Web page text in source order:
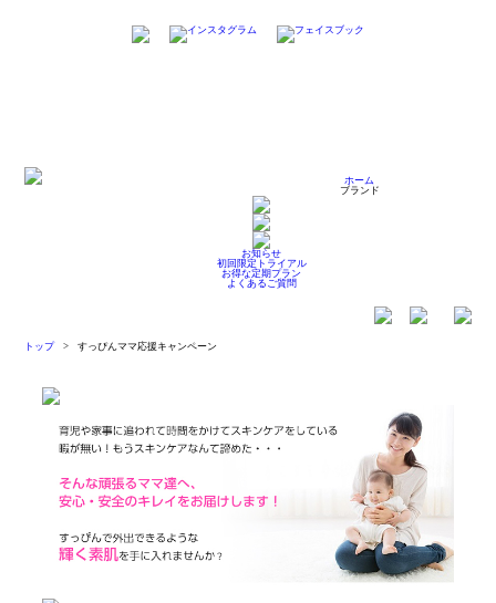
ホーム
ブランド
お知らせ
初回限定トライアル
お得な定期プラン
よくあるご質問
トップ > すっぴんママ応援キャンペーン